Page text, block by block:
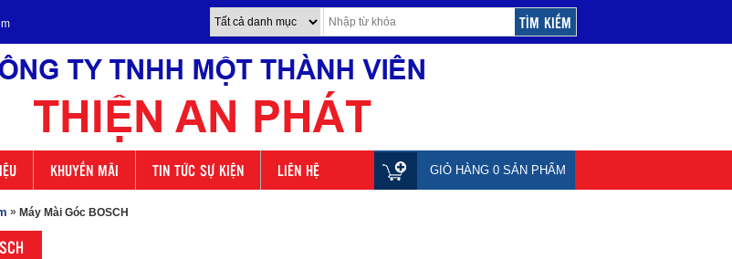
KHUYẾN MÃI TIN TỨC SỰ KIỆN LIÊN HỆ GIỎ HÀNG 0 SẢN PHẨM
» Máy Mài Góc BOSCH